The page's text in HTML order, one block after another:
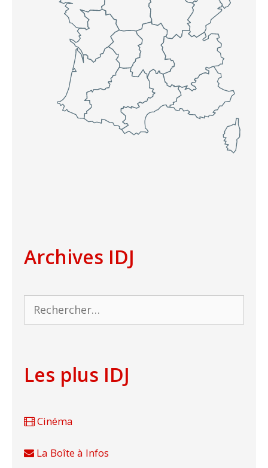
Archives IDJ
Rechercher :
Les plus IDJ
Cinéma
La Boîte à Infos